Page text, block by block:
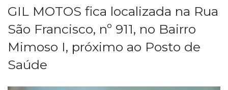
GIL MOTOS fica localizada na Rua
São Francisco, nº 911, no Bairro
Mimoso I, próximo ao Posto de
Saúde